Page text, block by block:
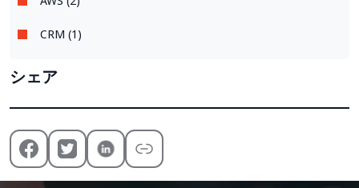
CRM (1)
シェア